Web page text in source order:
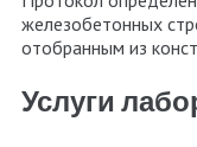
железобетонных
отобранным из
Услуги